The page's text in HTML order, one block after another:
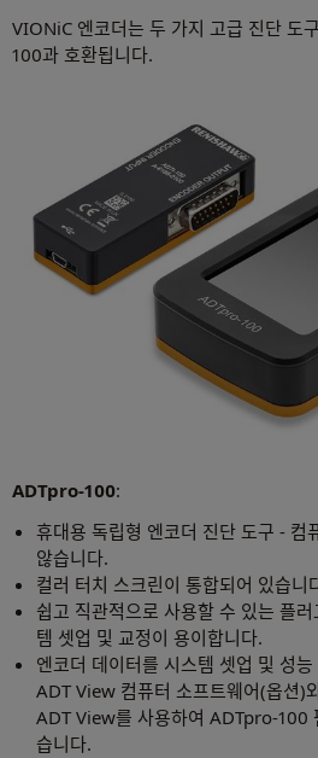
VIONiC 엔코더는 두 가지 고급 진단 도
100과 호환됩니다.
ADTpro-100:
휴대용 독립형 엔코더 진단 도구 - 컴
않습니다.
컬러 터치 스크린이 통합되어 있습니
쉽고 직관적으로 사용할 수 있는 플
템 셋업 및 교정이 용이합니다.
엔코더 데이터를 시스템 셋업 및 성
ADT View 컴퓨터 소프트웨어(옵션)
ADT View를 사용하여 ADTpro-100
습니다.